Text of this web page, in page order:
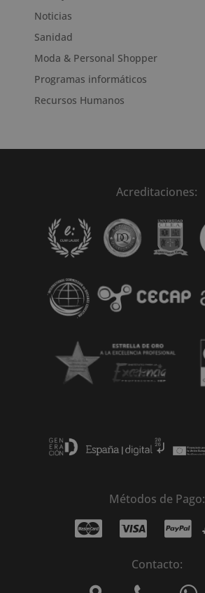
Noticias
Sanidad
Moda & Personal Shopper
Programas informáticos
Recursos Humanos
Acreditaciones:
Métodos de Pago:
Contacto: